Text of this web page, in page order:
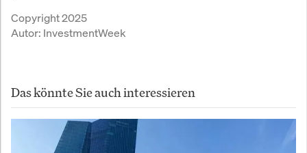
Copyright 2025
Autor: InvestmentWeek
Das könnte Sie auch interessieren